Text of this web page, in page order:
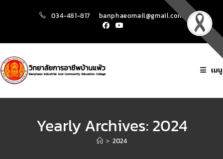
034-481-817 banphaeomail@gmail.com
เมนู
Yearly Archives: 2024
> 2024